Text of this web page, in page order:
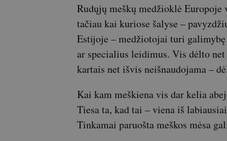
Rudųjų meškų medžioklė
tačiau kai kuriose šalyse –
Estijoje – medžiotojai turi
ar specialius leidimus. Vis dėlto
kartais net išvis neišnaudojama –
Kai kam meškiena vis dar kelia
Tiesa ta, kad tai – viena iš
Tinkamai paruošta meškos mėsa